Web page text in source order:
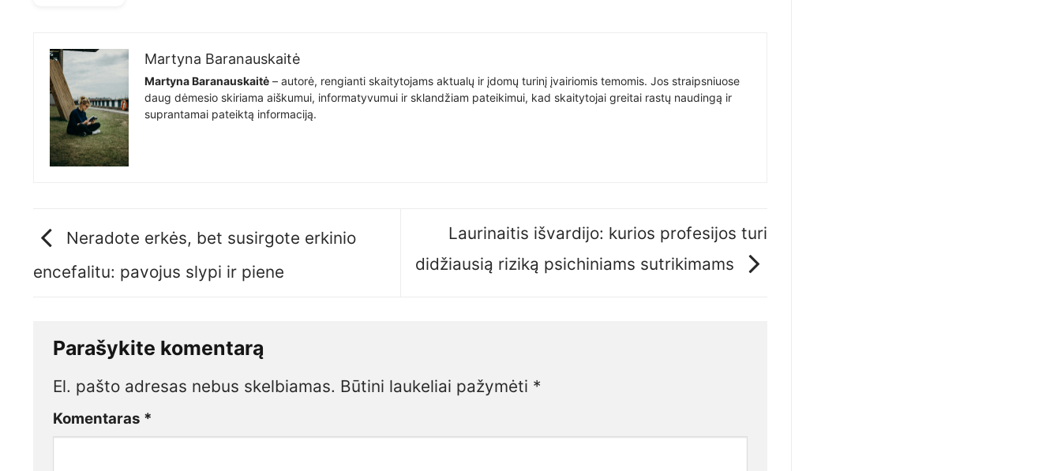
Martyna Baranauskaitė
Martyna Baranauskaitė – autorė, rengianti skaitytojams aktualų ir įdomų turinį įvairiomis temomis. Jos straipsniuose
daug dėmesio skiriama aiškumui, informatyvumui ir sklandžiam pateikimui, kad skaitytojai greitai rastų naudingą ir
suprantamai pateiktą informaciją.
Neradote erkės, bet susirgote erkinio
encefalitu: pavojus slypi ir piene
Laurinaitis išvardijo: kurios profesijos turi
didžiausią riziką psichiniams sutrikimams
Parašykite komentarą
El. pašto adresas nebus skelbiamas. Būtini laukeliai pažymėti *
Komentaras *